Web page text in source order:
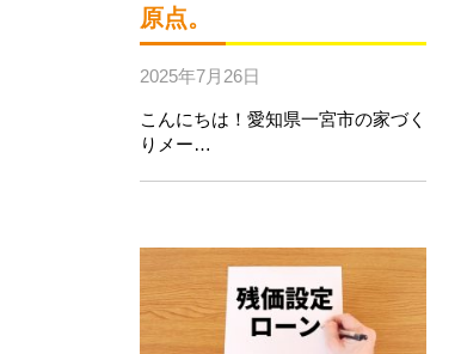
原点。
2025年7月26日
こんにちは！愛知県一宮市の家づく
りメー…